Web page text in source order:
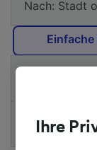
Einfache
1
Ihre